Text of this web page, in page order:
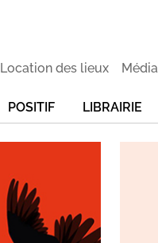
Location des lieux
POSITIF LIBRAIRIE